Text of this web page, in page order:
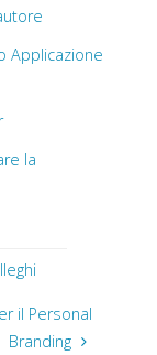
Applicazione
la
il Personal
Branding